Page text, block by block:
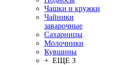
Чашки и кружки
Чайники
заварочные
Сахарницы
Молочники
Кувшины
+ ЕЩЕ 3